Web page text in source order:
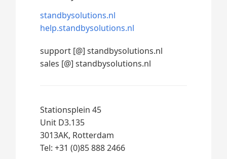
standbysolutions.nl
help.standbysolutions.nl
support [@] standbysolutions.nl
sales [@] standbysolutions.nl
Stationsplein 45
Unit D3.135
3013AK, Rotterdam
Tel: +31 (0)85 888 2466